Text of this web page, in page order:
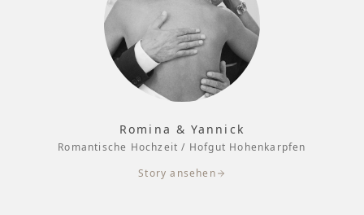
Romina & Yannick
Romantische Hochzeit / Hofgut Hohenkarpfen
Story ansehen